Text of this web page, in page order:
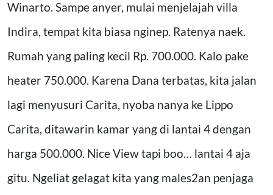
Winarto. Sampe anyer, mulai menjelajah villa
Indira, tempat kita biasa nginep. Ratenya naek.
Rumah yang paling kecil Rp. 700.000. Kalo pake
heater 750.000. Karena Dana terbatas, kita jalan
lagi menyusuri Carita, nyoba nanya ke Lippo
Carita, ditawarin kamar yang di lantai 4 dengan
harga 500.000. Nice View tapi boo… lantai 4 aja
gitu. Ngeliat gelagat kita yang males2an penjaga